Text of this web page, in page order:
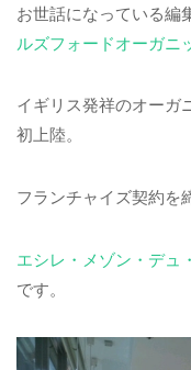
お世話になっている編
ルズフォードオーガニ
イギリス発祥のオーガ
初上陸。
フランチャイズ契約を
エシレ・メゾン・デュ
です。